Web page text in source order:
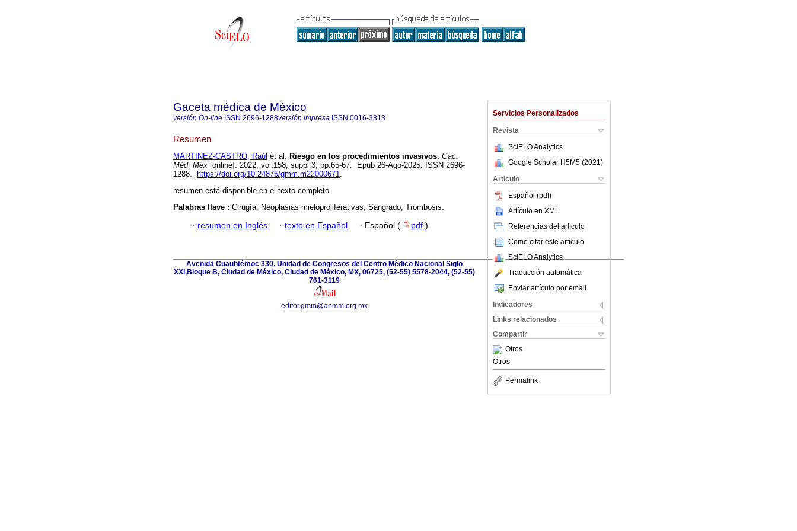
Servicios Personalizados
Revista
SciELO Analytics
Google Scholar H5M5 (2021 )
Articulo
Español (pdf)
Artículo en XML
Referencias del artículo
Como citar este artículo
SciELO Analytics
Traducción automática
Enviar artículo por email
Indicadores
Links relacionados
Compartir
Otros
Otros
Permalink
Gaceta médica de México
versión On-line ISSN 2696-1288versión impresa ISSN 0016-3813
Resumen
MARTINEZ-CASTRO, Raúl et al. Riesgo en los procedimientos invasivos. Gac.
Méd. Méx [online]. 2022, vol.158, suppl.3, pp.65-67. Epub 26-Ago-2025. ISSN 2696-
1288.
https://doi.org/10.24875/gmm.m22000671.
resumen está disponible en el texto completo
Palabras llave : Cirugía; Neoplasias mieloproliferativas; Sangrado; Trombosis.
· resumen en Inglés · texto en Español · Español ( pdf )
Avenida Cuauhtémoc 330, Unidad de Congresos del Centro Médico Nacional Siglo
XXI,Bloque B, Ciudad de México, Ciudad de México, MX, 06725, (52-55) 5578-2044, (52-55)
761-3119
editor.gmm@anmm.org.mx